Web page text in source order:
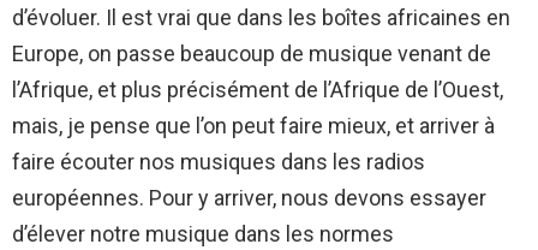
d’évoluer. Il est vrai que dans les boîtes africaines en
Europe, on passe beaucoup de musique venant de
l’Afrique, et plus précisément de l’Afrique de l’Ouest,
mais, je pense que l’on peut faire mieux, et arriver à
faire écouter nos musiques dans les radios
européennes. Pour y arriver, nous devons essayer
d’élever notre musique dans les normes